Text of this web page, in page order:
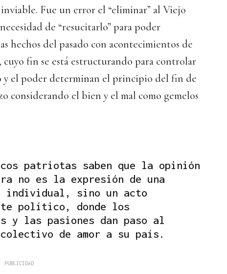
Fue un error el “eliminar” al Viejo
de “resucitarlo” para poder
hechos del pasado con acontecimientos de
fin se está estructurando para controlar
y el poder determinan el principio del fin de
considerando el bien y el mal como gemelos
patriotas saben que la opinión
no es la expresión de una
individual, sino un acto
político, donde los
y las pasiones dan paso al
colectivo de amor a su país.